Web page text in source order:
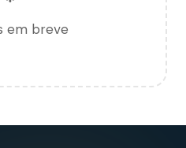
em breve